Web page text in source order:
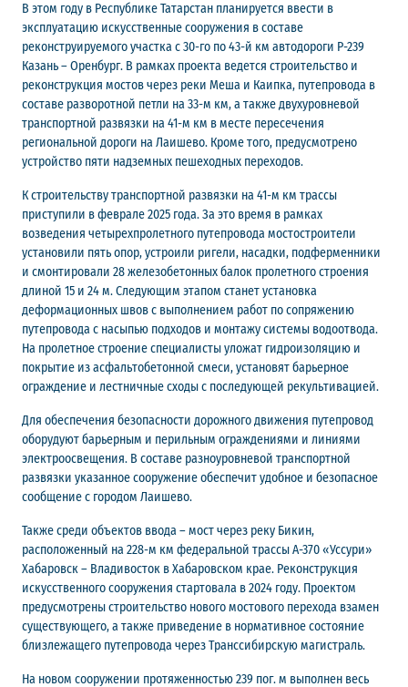
В этом году в Республике Татарстан планируется ввести в
эксплуатацию искусственные сооружения в составе
реконструируемого участка с 30-го по 43-й км автодороги Р-239
Казань – Оренбург. В рамках проекта ведется строительство и
реконструкция мостов через реки Меша и Каипка, путепровода в
составе разворотной петли на 33-м км, а также двухуровневой
транспортной развязки на 41-м км в месте пересечения
региональной дороги на Лаишево. Кроме того, предусмотрено
устройство пяти надземных пешеходных переходов.
К строительству транспортной развязки на 41-м км трассы
приступили в феврале 2025 года. За это время в рамках
возведения четырехпролетного путепровода мостостроители
установили пять опор, устроили ригели, насадки, подферменники
и смонтировали 28 железобетонных балок пролетного строения
длиной 15 и 24 м. Следующим этапом станет установка
деформационных швов с выполнением работ по сопряжению
путепровода с насыпью подходов и монтажу системы водоотвода.
На пролетное строение специалисты уложат гидроизоляцию и
покрытие из асфальтобетонной смеси, установят барьерное
ограждение и лестничные сходы с последующей рекультивацией.
Для обеспечения безопасности дорожного движения путепровод
оборудуют барьерным и перильным ограждениями и линиями
электроосвещения. В составе разноуровневой транспортной
развязки указанное сооружение обеспечит удобное и безопасное
сообщение с городом Лаишево.
Также среди объектов ввода – мост через реку Бикин,
расположенный на 228-м км федеральной трассы А-370 «Уссури»
Хабаровск – Владивосток в Хабаровском крае. Реконструкция
искусственного сооружения стартовала в 2024 году. Проектом
предусмотрены строительство нового мостового перехода взамен
существующего, а также приведение в нормативное состояние
близлежащего путепровода через Транссибирскую магистраль.
На новом сооружении протяженностью 239 пог. м выполнен весь